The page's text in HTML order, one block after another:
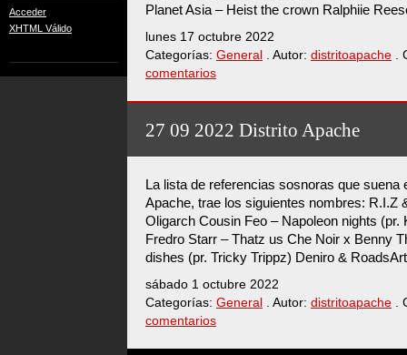
Acceder
XHTML Válido
Planet Asia – Heist the crown Ralphiie
lunes 17 octubre 2022
Categorías: General . Autor: distritoapache .
comentarios
27 09 2022 Distrito Apache
La lista de referencias sosnoras que suena
Apache, trae los siguientes nombres: R.I.Z
Oligarch Cousin Feo – Napoleon nights
Fredro Starr – Thatz us Che Noir x Benny
dishes (pr. Tricky Trippz) Deniro &
sábado 1 octubre 2022
Categorías: General . Autor: distritoapache .
comentarios